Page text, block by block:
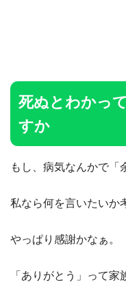
死ぬとわかっ
すか
もし、病気なんかで「
私なら何を言いたいか
やっぱり感謝かなぁ。
「ありがとう」って家